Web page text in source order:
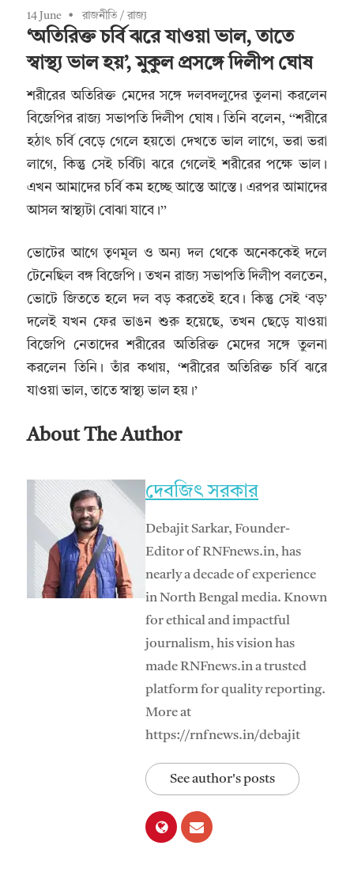
14 June রাজনীতি /রাজ্য
‘অতিরিক্ত চর্বি ঝরে যাওয়া ভাল, তাতে
স্বাস্থ্য ভাল হয়’, মুকুল প্রসঙ্গে দিলীপ ঘোষ
শরীরের অতিরিক্ত মেদের সঙ্গে দলবদলুদের তুলনা করলেন
বিজেপির রাজ্য সভাপতি দিলীপ ঘোষ। তিনি বলেন, ‘‘শরীরে
হঠাৎ চর্বি বেড়ে গেলে হয়তো দেখতে ভাল লাগে, ভরা ভরা
লাগে, কিন্তু সেই চর্বিটা ঝরে গেলেই শরীরের পক্ষে ভাল।
এখন আমাদের চর্বি কম হচ্ছে আস্তে আস্তে। এরপর আমাদের
আসল স্বাস্থ্যটা বোঝা যাবে।’’
ভোটের আগে তৃণমূল ও অন্য দল থেকে অনেককেই দলে
টেনেছিল বঙ্গ বিজেপি। তখন রাজ্য সভাপতি দিলীপ বলতেন,
ভোটে জিততে হলে দল বড় করতেই হবে। কিন্তু সেই ‘বড়’
দলেই যখন ফের ভাঙন শুরু হয়েছে, তখন ছেড়ে যাওয়া
বিজেপি নেতাদের শরীরের অতিরিক্ত মেদের সঙ্গে তুলনা
করলেন তিনি। তাঁর কথায়, ‘শরীরের অতিরিক্ত চর্বি ঝরে
যাওয়া ভাল, তাতে স্বাস্থ্য ভাল হয়।’
About The Author
দেবজিৎ সরকার
Debajit Sarkar, Founder-
Editor of RNFnews.in, has
nearly a decade of experience
in North Bengal media. Known
for ethical and impactful
journalism, his vision has
made RNFnews.in a trusted
platform for quality reporting.
More at
https://rnfnews.in/debajit
See author's posts